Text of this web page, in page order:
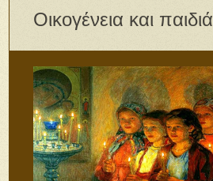
Οικογένεια και παιδιά